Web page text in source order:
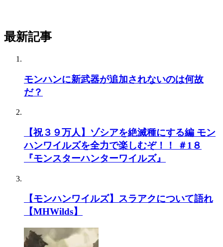
最新記事
モンハンに新武器が追加されないのは何故
だ？
【祝３９万人】ゾシアを絶滅種にする編 モン
ハンワイルズを全力で楽しむぞ！！ ＃1８
『モンスターハンターワイルズ』
【モンハンワイルズ】スラアクについて語れ
【MHWilds】